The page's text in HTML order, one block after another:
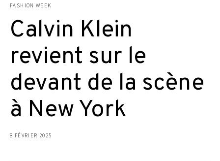
FASHION WEEK
Calvin Klein
revient sur le
devant de la scène
à New York
8 FÉVRIER 2025